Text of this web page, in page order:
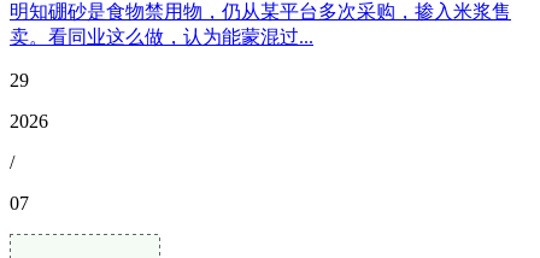
明知硼砂是食物禁用物，仍从某平台多次采购，掺入米浆售
卖。看同业这么做，认为能蒙混过...
29
2026
/
07